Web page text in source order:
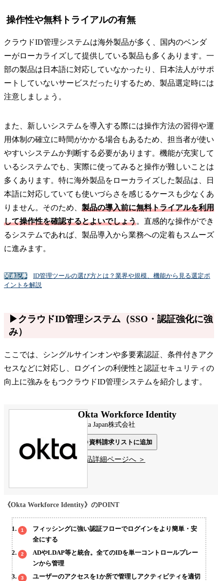
操作性や無料トライアルの有無
クラウドID管理システムは海外製品が多く、国内のベンダ
ーがローカライズして提供している製品も多くあります。一
部の製品は日本語に対応していなかったり、日本法人がサポ
ートしていないサービスだったりするため、製品選定時には
注意しましょう。
また、新しいシステムを導入する際には操作方法の習得や運
用体制の確立に時間がかかる場合もあるため、担当者が使い
やすいシステムか判断する必要があります。機能が充実して
いるシステムでも、実際に使ってみると操作が難しいことは
多くあります。特に海外製品をローカライズした製品は、日
本語に対応していても使いづらさを感じるケースも少なくあ
りません。そのため、 製品の導入前に無料トライアルを利用
して操作性を確認するとよいでしょう。直感的な操作ができ
るシステムであれば、製品導入から業務への定着もスムーズ
に進みます。
関連記事
ID管理ツールの選び方とは？業界や規模、機能から見る選定ポ
イントを解説
▶クラウドID管理システム（SSO・認証強化に強
み）
ここでは、シングルサインオンや多要素認証、条件付きアク
セスなどに対応し、ログインの利便性と認証セキュリティの
向上に強みをもつクラウドID管理システムを紹介します。
Okta Workforce Identity
Okta Japan株式会社
資料請求リストに追加
製品詳細ページへ ＞
《Okta Workforce Identity》のPOINT
フィッシングに強い認証フローでログインをより簡単・安
全にする
ADやLDAP等と統合。全てのIDを単一コントロールプレー
ンから管理
ユーザーのアクセスを1か所で管理しアクティビティを適切